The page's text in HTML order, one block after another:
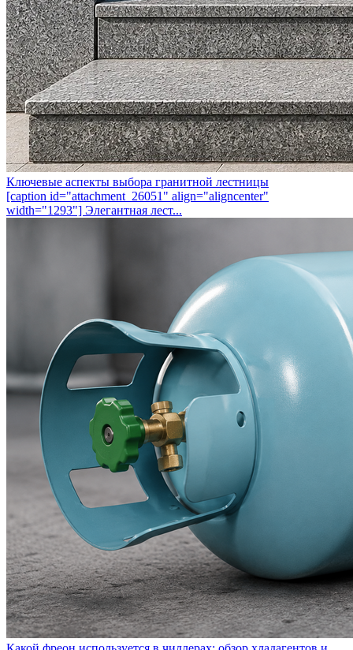
Ключевые аспекты выбора гранитной лестницы
[caption id="attachment_26051" align="aligncenter"
width="1293"] Элегантная лест...